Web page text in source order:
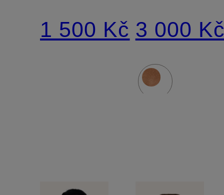
rameno
z umělé
1 500 Kč
kožešiny
FELIX
3 000